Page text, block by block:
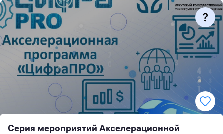
Серия мероприятий Акселерационной